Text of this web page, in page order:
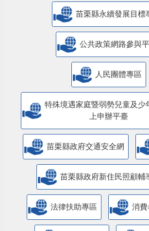
苗栗縣永續發展目標
公共政策網路參與
人民團體專區
特殊境遇家庭暨弱勢兒童及少
上申辦平臺
苗栗縣政府交通安全網
苗栗縣政府新住民照顧輔
法律扶助專區 消費